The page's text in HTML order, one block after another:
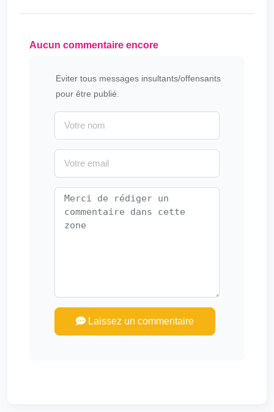
Aucun commentaire encore
Eviter tous messages insultants/offensants
pour être publié.
Laissez un commentaire